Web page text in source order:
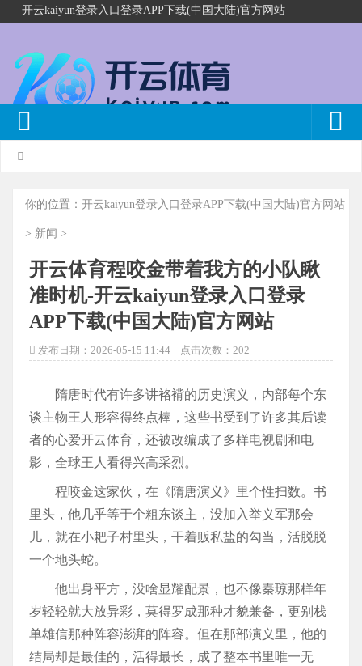
开云kaiyun登录入口登录APP下载(中国大陆)官方网站
你的位置： 开云kaiyun登录入口登录APP下载(中国大陆)官方网站
> 新闻 >
开云体育程咬金带着我方的小队瞅
准时机-开云kaiyun登录入口登录
APP下载(中国大陆)官方网站
发布日期：2026-05-15 11:44 点击次数：202
隋唐时代有许多讲袼褙的历史演义，内部每个东
谈主物王人形容得终点棒，这些书受到了许多其后读
者的心爱开云体育，还被改编成了多样电视剧和电
影，全球王人看得兴高采烈。
程咬金这家伙，在《隋唐演义》里个性扫数。书
里头，他几乎等于个粗东谈主，没加入举义军那会
儿，就在小耙子村里头，干着贩私盐的勾当，活脱脱
一个地头蛇。
他出身平方，没啥显耀配景，也不像秦琼那样年
岁轻轻就大放异彩，莫得罗成那种才貌兼备，更别栈
单雄信那种阵容澎湃的阵容。但在那部演义里，他的
结局却是最佳的，活得最长，成了整本书里唯一无